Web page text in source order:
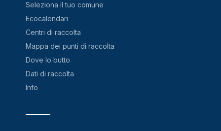
Seleziona il tuo comune
Ecocalendari
Centri di raccolta
Mappa dei punti di raccolta
Dove lo butto
Dati di raccolta
Info